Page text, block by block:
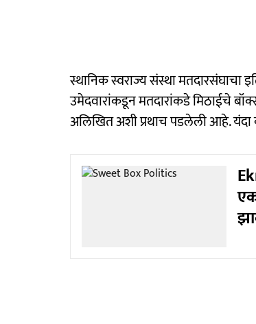
स्थानिक स्वराज्य संस्था मतदारसंघाचा
उमेदवारांकडून मतदारांकडे मिठाईचे
अलिखित अशी प्रथाच पडलेली आहे.